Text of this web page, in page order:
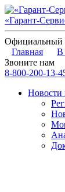
«Гарант-
Официальный
Главная
В
Звоните нам
8-800-200-13-
Новости